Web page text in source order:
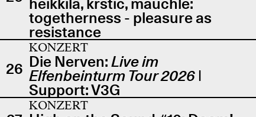
heikkilä, krstić, mauchle:
togetherness - pleasure as
resistance
26
KONZERT
Die Nerven:Live im
Elfenbeinturm Tour 2026 |
Support: V3G
KONZERT